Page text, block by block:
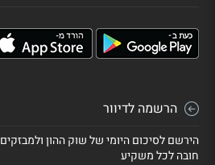
הרשמה לדיוור
הירשם לסיכום היומי של שוק ההון
חובה לכל משקיע